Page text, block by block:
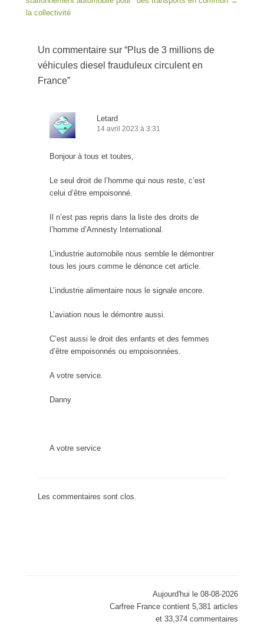
la collectivité
Un commentaire sur “Plus de 3 millions de
véhicules diesel frauduleux circulent en
France”
Letard
14 avril 2023 à 3:31
Bonjour à tous et toutes,
Le seul droit de l’homme qui nous reste, c’est
celui d’être empoisonné.
Il n’est pas repris dans la liste des droits de
l’homme d’Amnesty International.
L’industrie automobile nous semble le démontrer
tous les jours comme le dénonce cet article.
L’industrie alimentaire nous le signale encore.
L’aviation nous le démontre aussi.
C’est aussi le droit des enfants et des femmes
d’être empoisonnés ou empoisonnées.
A votre service.
Danny
A votre service
Les commentaires sont clos.
Aujourd'hui le 08-08-2026
Carfree France contient 5,381 articles
et 33,374 commentaires